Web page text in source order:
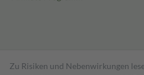
Zu Risiken und Nebenwirkungen